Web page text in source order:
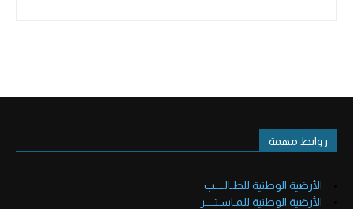
روابط مهمة
الأرضية الوطنية للطـالــــب
الأرضية الوطنية للمـاسـتــــر